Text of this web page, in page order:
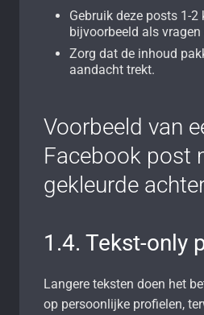
Gebruik deze posts 1-2
bijvoorbeeld als
Zorg dat de inhoud
aandacht trekt.
Voorbeeld van
Facebook post
gekleurde
1.4. Tekst-only
Langere teksten doen het
op persoonlijke profielen,